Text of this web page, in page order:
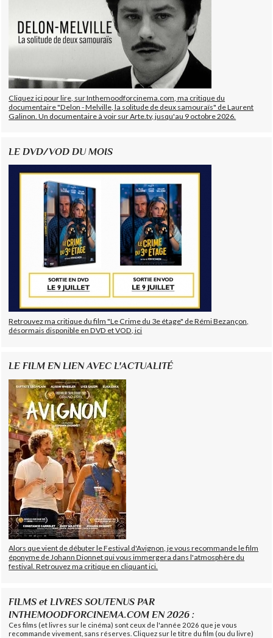
Cliquez ici pour lire, sur Inthemoodforcinema.com, ma critique du
documentaire "Delon - Melville, la solitude de deux samouraïs" de Laurent
Galinon. Un documentaire à voir sur Arte.tv, jusqu'au 9 octobre 2026.
LE DVD/VOD DU MOIS
Retrouvez ma critique du film "Le Crime du 3e étage" de Rémi Bezançon,
désormais disponible en DVD et VOD, ici
LE FILM EN LIEN AVEC L'ACTUALITÉ
Alors que vient de débuter le Festival d'Avignon, je vous recommande le film
éponyme de Johann Dionnet qui vous immergera dans l'atmosphère du
festival. Retrouvez ma critique en cliquant ici.
FILMS et LIVRES SOUTENUS PAR
INTHEMOODFORCINEMA.COM EN 2026 :
Ces films (et livres sur le cinéma) sont ceux de l'année 2026 que je vous
recommande vivement, sans réserves. Cliquez sur le titre du film (ou du livre)